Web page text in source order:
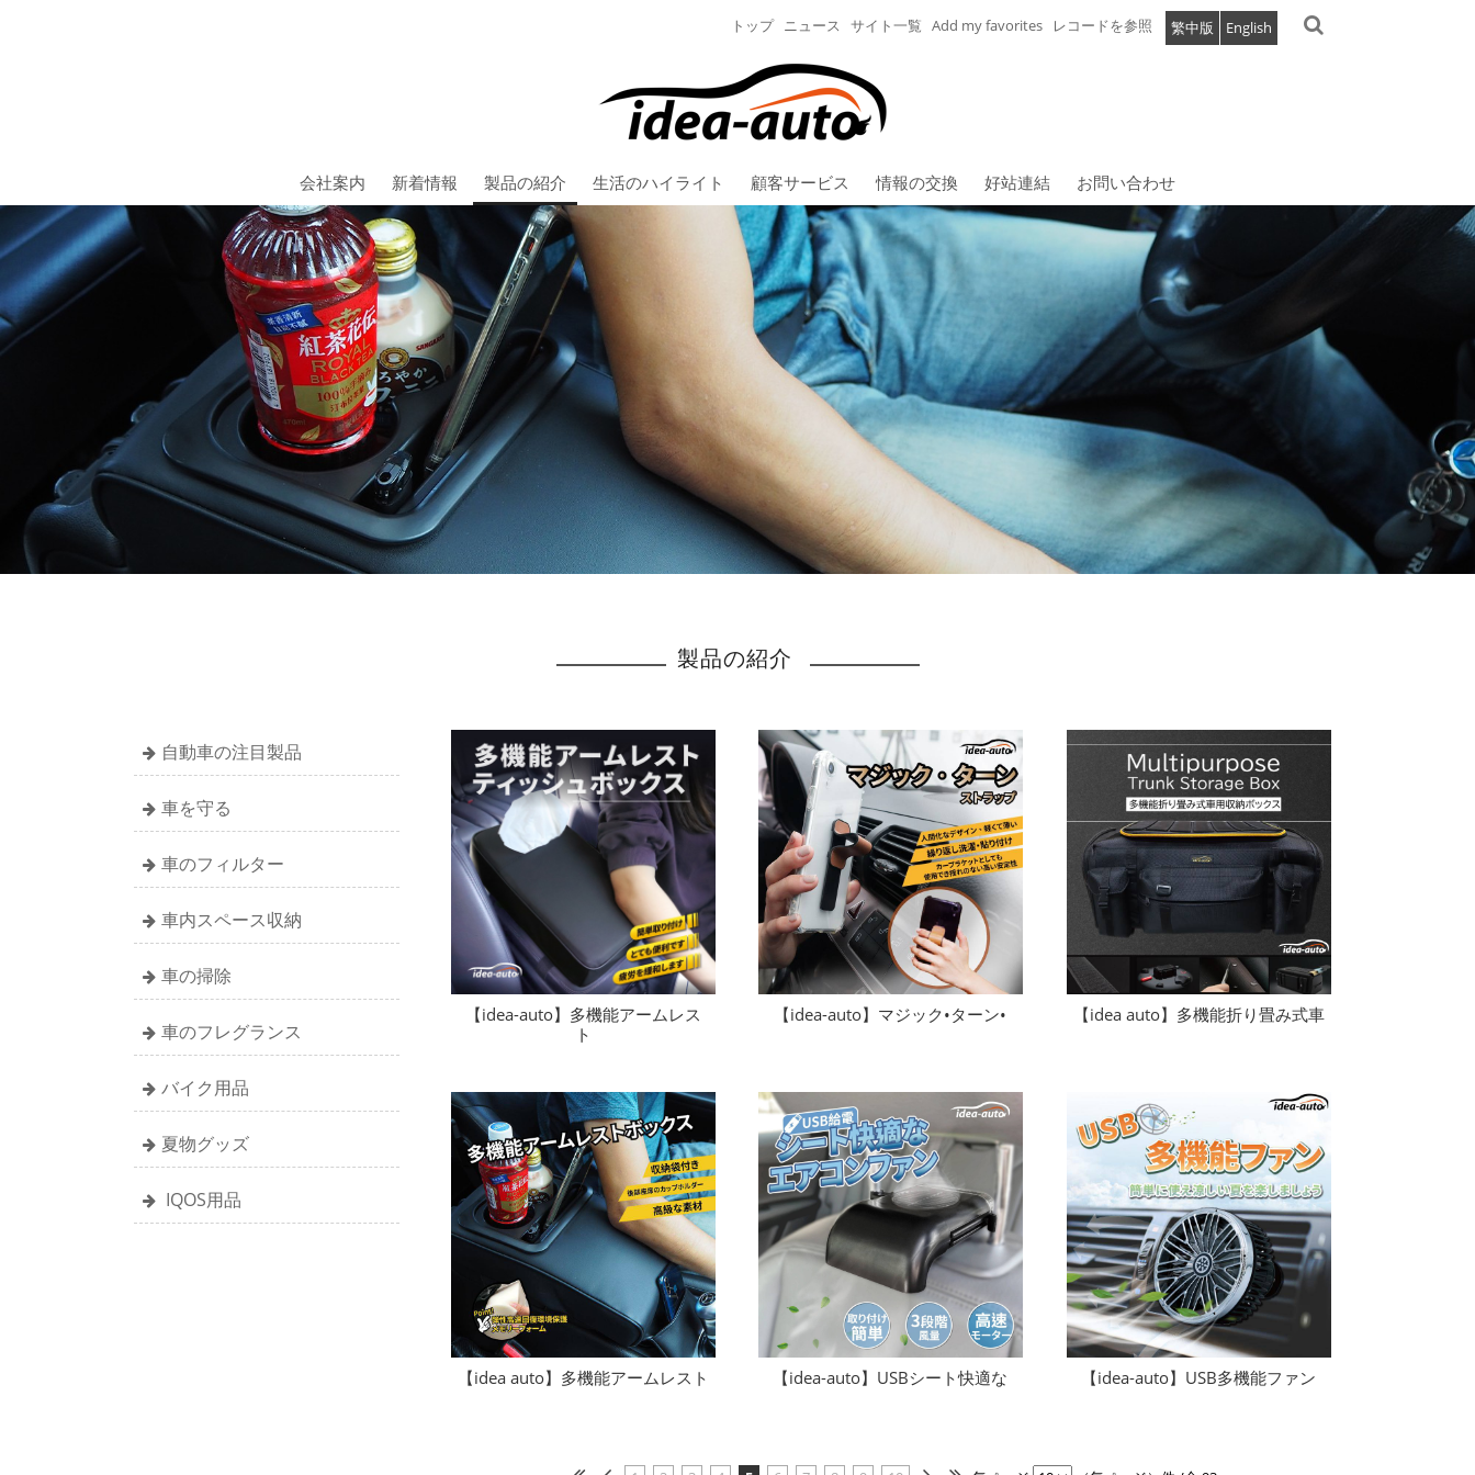
トップ ニュース サイト一覧 Add my favorites 繁中版 English
レコードを参照
会社案内 新着情報 製品の紹介 生活のハイライト 顧客サービス 情報の交換 好站連結 お問い合わせ
製品の紹介
自動車の注目製品
車を守る
車のフィルター
車内スペース収納
車の掃除
車のフレグランス
バイク用品
夏物グッズ
IQOS用品
【idea-auto】多機能アームレス
ト
【idea-auto】マジック•ターン• 【idea auto】多機能折り畳み式車
【idea auto】多機能アームレスト 【idea-auto】USBシート快適な 【idea-auto】USB多機能ファン